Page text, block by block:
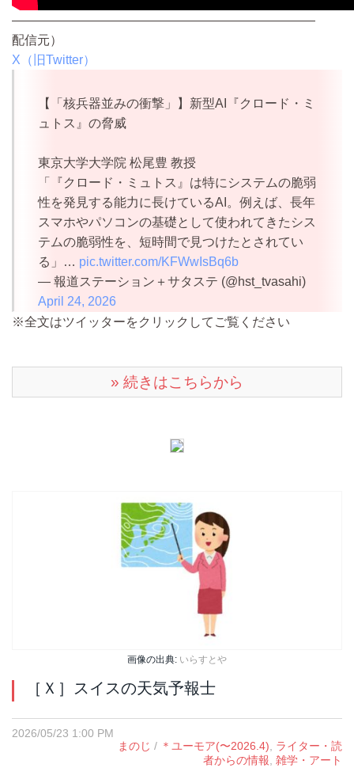
————————————————————————
配信元）
X（旧Twitter）
【「核兵器並みの衝撃」】新型AI『クロード・ミ
ュトス』の脅威
東京大学大学院 松尾豊 教授
「『クロード・ミュトス』は特にシステムの脆弱
性を発見する能力に長けているAI。例えば、長年
スマホやパソコンの基礎として使われてきたシス
テムの脆弱性を、短時間で見つけたとされてい
る」… pic.twitter.com/KFWwIsBq6b
— 報道ステーション＋サタステ (@hst_tvasahi)
April 24, 2026
※全文はツイッターをクリックしてご覧ください
» 続きはこちらから
画像の出典: いらすとや
［Ｘ］スイスの天気予報士
2026/05/23 1:00 PM
まのじ / ＊ユーモア(〜2026.4), ライター・読
者からの情報, 雑学・アート